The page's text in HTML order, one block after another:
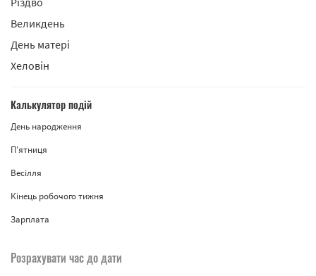
Великдень
День матері
Хеловін
Калькулятор подій
День народження
П'ятниця
Весілля
Кінець робочого тижня
Зарплата
Розрахувати час до дати